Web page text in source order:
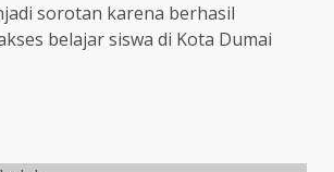
sorotan karena berhasil
belajar siswa di Kota Dumai